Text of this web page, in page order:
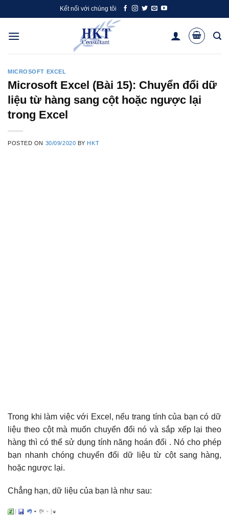
to
content
Kết nối với chúng tôi
MICROSOFT EXCEL
Microsoft Excel (Bài 15): Chuyển đổi dữ
liệu từ hàng sang cột hoặc ngược lại
trong Excel
POSTED ON 30/09/2020 BY HKT
Trong khi làm việc với Excel, nếu trang tính của bạn có dữ
liệu theo cột mà muốn chuyển đổi nó và sắp xếp lại theo
hàng thì có thể sử dụng tính năng hoán đổi . Nó cho phép
bạn nhanh chóng chuyển đổi dữ liệu từ cột sang hàng,
hoặc ngược lại.
Chẳng hạn, dữ liệu của bạn là như sau: